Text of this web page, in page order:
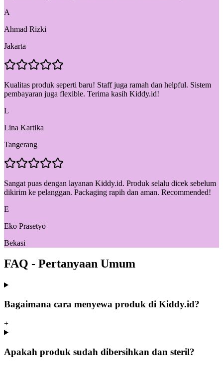
A
Ahmad Rizki
Jakarta
Kualitas produk seperti baru! Staff juga ramah dan helpful. Sistem
pembayaran juga flexible. Terima kasih Kiddy.id!
L
Lina Kartika
Tangerang
Sangat puas dengan layanan Kiddy.id. Produk selalu dicek sebelum
dikirim ke pelanggan. Packaging rapih dan aman. Recommended!
E
Eko Prasetyo
Bekasi
FAQ - Pertanyaan Umum
Bagaimana cara menyewa produk di Kiddy.id?
+
Apakah produk sudah dibersihkan dan steril?